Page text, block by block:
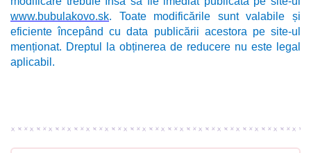
www.bubulakovo.sk. Toate modificările sunt valabile și
eficiente începând cu data publicării acestora pe site-ul
menționat. Dreptul la obținerea de reducere nu este legal
aplicabil.